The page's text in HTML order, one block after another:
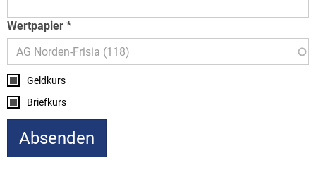
Wertpapier
Geldkurs
Briefkurs